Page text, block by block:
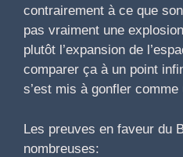
contrairement à ce que
pas vraiment une
plutôt l’expansion de
comparer ça à un point
s’est mis à gonfler comme
Les preuves en faveur du
nombreuses: